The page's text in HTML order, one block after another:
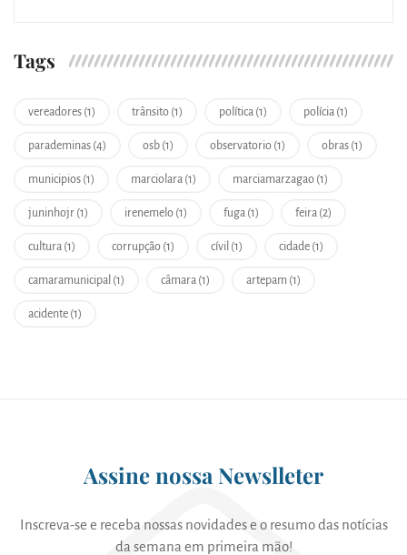
Tags
vereadores (1) trânsito (1) política (1) polícia (1)
parademinas (4) osb (1) observatorio (1) obras (1)
municipios (1) marciolara (1) marciamarzagao (1)
juninhojr (1) irenemelo (1) fuga (1) feira (2)
cultura (1) corrupção (1) cívil (1) cidade (1)
camaramunicipal (1) câmara (1) artepam (1)
acidente (1)
Assine nossa Newslleter
Inscreva-se e receba nossas novidades e o resumo das notícias
da semana em primeira mão!